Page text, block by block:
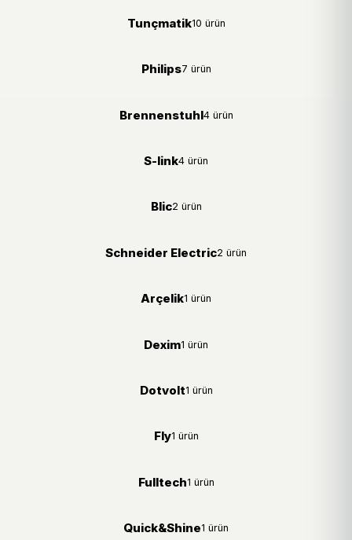
Tunçmatik10 ürün
Philips7 ürün
Brennenstuhl4 ürün
S-link4 ürün
Blic2 ürün
Schneider Electric2 ürün
Arçelik1 ürün
Dexim1 ürün
Dotvolt1 ürün
Fly1 ürün
Fulltech1 ürün
Quick&Shine1 ürün